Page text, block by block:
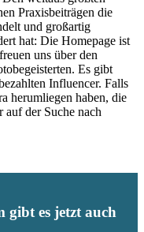
Praxisbeiträgen die
und großartig
hat: Die Homepage ist
uns über den
Es gibt
Influencer. Falls
herumliegen haben, die
der Suche nach
gibt es jetzt auch